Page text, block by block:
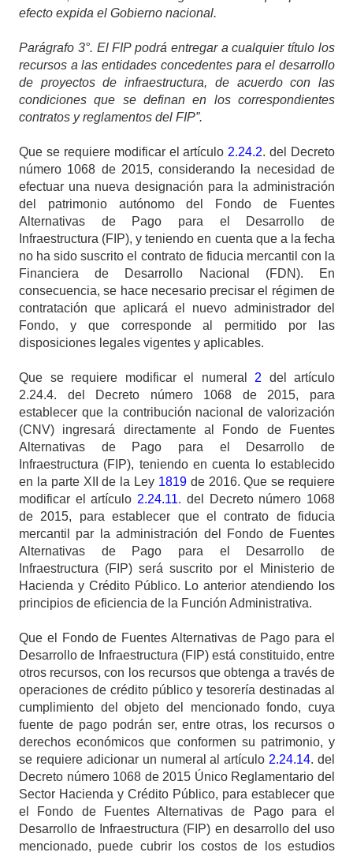
efecto expida el Gobierno nacional.
Parágrafo 3°. El FIP podrá entregar a cualquier título los
recursos a las entidades concedentes para el desarrollo
de proyectos de infraestructura, de acuerdo con las
condiciones que se definan en los correspondientes
contratos y reglamentos del FIP”.
Que se requiere modificar el artículo 2.24.2. del Decreto
número 1068 de 2015, considerando la necesidad de
efectuar una nueva designación para la administración
del patrimonio autónomo del Fondo de Fuentes
Alternativas de Pago para el Desarrollo de
Infraestructura (FIP), y teniendo en cuenta que a la fecha
no ha sido suscrito el contrato de fiducia mercantil con la
Financiera de Desarrollo Nacional (FDN). En
consecuencia, se hace necesario precisar el régimen de
contratación que aplicará el nuevo administrador del
Fondo, y que corresponde al permitido por las
disposiciones legales vigentes y aplicables.
Que se requiere modificar el numeral 2 del artículo
2.24.4. del Decreto número 1068 de 2015, para
establecer que la contribución nacional de valorización
(CNV) ingresará directamente al Fondo de Fuentes
Alternativas de Pago para el Desarrollo de
Infraestructura (FIP), teniendo en cuenta lo establecido
en la parte XII de la Ley 1819de 2016. Que se requiere
modificar el artículo 2.24.11. del Decreto número 1068
de 2015, para establecer que el contrato de fiducia
mercantil par la administración del Fondo de Fuentes
Alternativas de Pago para el Desarrollo de
Infraestructura (FIP) será suscrito por el Ministerio de
Hacienda y Crédito Público. Lo anterior atendiendo los
principios de eficiencia de la Función Administrativa.
Que el Fondo de Fuentes Alternativas de Pago para el
Desarrollo de Infraestructura (FIP) está constituido, entre
otros recursos, con los recursos que obtenga a través de
operaciones de crédito público y tesorería destinadas al
cumplimiento del objeto del mencionado fondo, cuya
fuente de pago podrán ser, entre otras, los recursos o
derechos económicos que conformen su patrimonio, y
se requiere adicionar un numeral al artículo 2.24.14. del
Decreto número 1068 de 2015 Único Reglamentario del
Sector Hacienda y Crédito Público, para establecer que
el Fondo de Fuentes Alternativas de Pago para el
Desarrollo de Infraestructura (FIP) en desarrollo del uso
mencionado, puede cubrir los costos de los estudios